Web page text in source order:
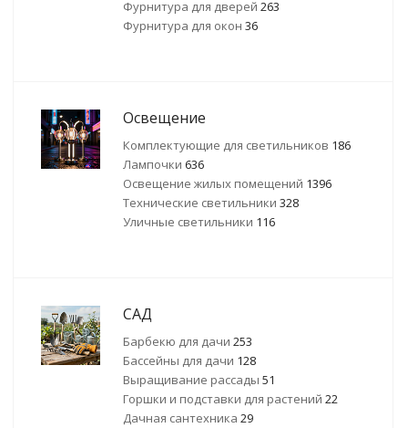
Фурнитура для дверей 263
Фурнитура для окон 36
Освещение
Комплектующие для светильников 186
Лампочки 636
Освещение жилых помещений 1396
Технические светильники 328
Уличные светильники 116
САД
Барбекю для дачи 253
Бассейны для дачи 128
Выращивание рассады 51
Горшки и подставки для растений 22
Дачная сантехника 29